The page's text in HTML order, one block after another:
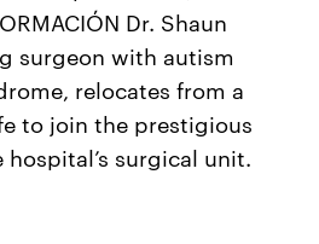
Dr. Shaun
surgeon with autism
relocates from a
to join the prestigious
hospital’s surgical unit.